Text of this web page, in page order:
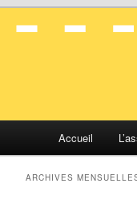
Aller
au
Aller
au
Accueil
ARCHIVES